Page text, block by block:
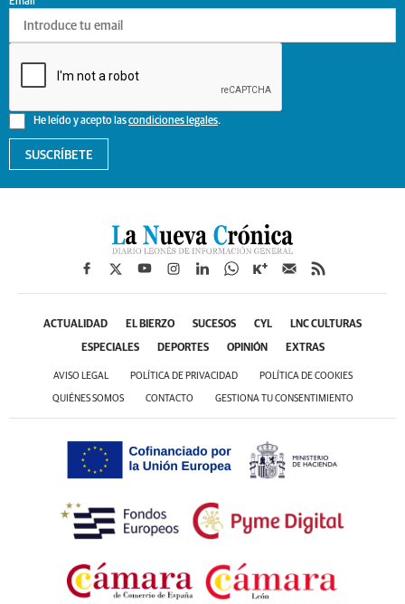
He leído y acepto lascondiciones legales.
SUSCRÍBETE
ACTUALIDAD EL BIERZO SUCESOS CYL LNC CULTURAS
ESPECIALES DEPORTES OPINIÓN EXTRAS
AVISO LEGAL POLÍTICA DE PRIVACIDAD POLÍTICA DE COOKIES
QUIÉNES SOMOS CONTACTO GESTIONA TU CONSENTIMIENTO